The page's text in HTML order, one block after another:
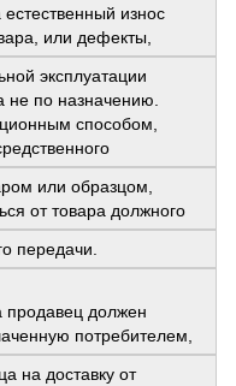
износ
или дефекты,
эксплуатации
не по назначению.
способом,
или образцом,
от товара должного
передачи.
продавец должен
потребителем,
на доставку от